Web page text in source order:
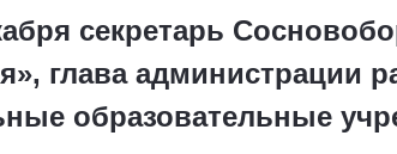
секретарь
глава администрации
образовательные